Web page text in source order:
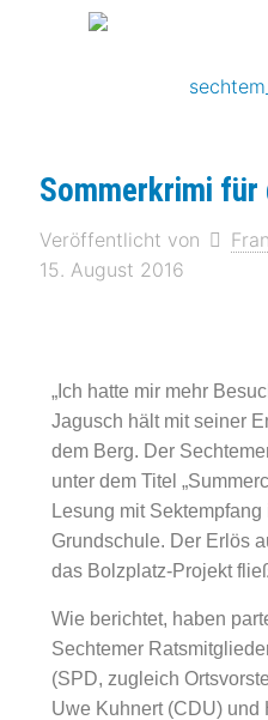
Sommerkrimi für
Veröffentlicht von
15. August 2016
„Ich hatte mir mehr
Jagusch hält mit seiner
dem Berg. Der
unter dem Titel
Lesung mit
Grundschule. Der Erlös
das Bolzplatz-Projekt
Wie berichtet, haben
Sechtemer
(SPD, zugleich
Uwe Kuhnert (CDU) und